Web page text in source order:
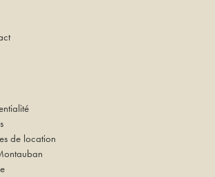
de location